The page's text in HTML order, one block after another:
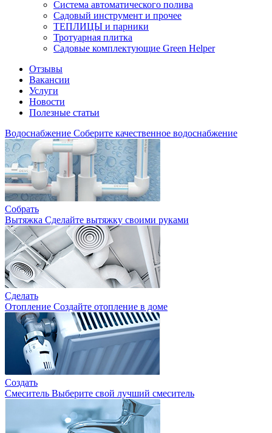
Система автоматического полива
Садовый инструмент и прочее
ТЕПЛИЦЫ и парники
Тротуарная плитка
Садовые комплектующие Green Helper
Отзывы
Вакансии
Услуги
Новости
Полезные статьи
Водоснабжение Соберите качественное водоснабжение
Собрать
Вытяжка Сделайте вытяжку своими руками
Сделать
Отопление Создайте отопление в доме
Создать
Смеситель Выберите свой лучший смеситель